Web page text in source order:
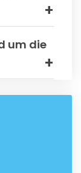
um die